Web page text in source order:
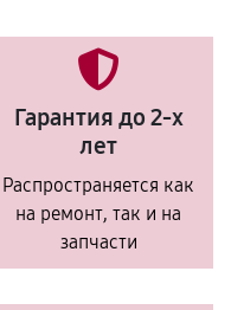
Гарантия до 2-х
лет
Распространяется как
на ремонт, так и на
запчасти